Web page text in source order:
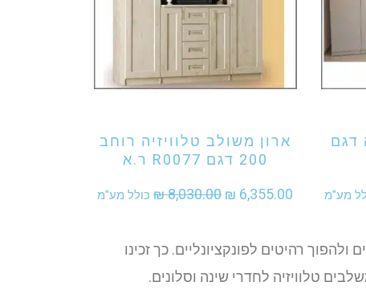
דגם
מע"מ
ארון משולב טלוויזיה רוחב
200 דגם R0077 ר.א
₪8,030.00
המחיר
היה:
₪ 8,030.00.
₪ 6,355.00
המחיר
הוא:
₪ 6,355.00.
כולל מע"מ
רהיטים לפונקציונליים. כך זכינו
טלוויזיה לחדרי שינה וסלונים.